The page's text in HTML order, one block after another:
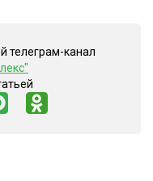
телеграм-канал